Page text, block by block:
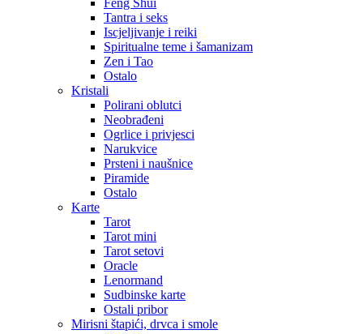
Tantra i seks
Iscjeljivanje i reiki
Spiritualne teme i šamanizam
Zen i Tao
Ostalo
Kristali
Polirani oblutci
Neobrađeni
Ogrlice i privjesci
Narukvice
Prsteni i naušnice
Piramide
Ostalo
Karte
Tarot
Tarot mini
Tarot setovi
Oracle
Lenormand
Sudbinske karte
Ostali pribor
Mirisni štapići, drvca i smole